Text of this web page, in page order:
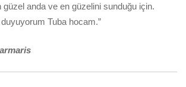
güzel anda ve en güzelini sunduğu için.
duyuyorum Tuba hocam.”